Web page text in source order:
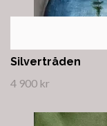
Silvertråden
4 900 kr